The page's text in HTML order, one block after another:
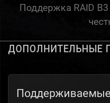
Поддержка RAID
Дополнительные